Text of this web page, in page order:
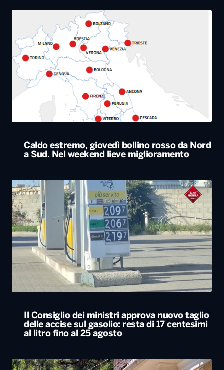
Caldo estremo, giovedì bollino rosso da Nord
a Sud. Nel weekend lieve miglioramento
Il Consiglio dei ministri approva nuovo taglio
delle accise sul gasolio: resta di 17 centesimi
al litro fino al 25 agosto